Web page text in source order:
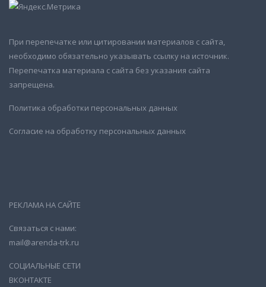
При перепечатке или цитировании материалов с сайта,
необходимо обязательно указывать ссылку на источник.
Перепечатка материала с сайта без указания сайта
запрещена.
Политика обработки персональных данных
Согласие на обработку персональных данных
РЕКЛАМА НА САЙТЕ
Связаться с нами:
mail@arenda-trk.ru
СОЦИАЛЬНЫЕ СЕТИ
ВКОНТАКТЕ